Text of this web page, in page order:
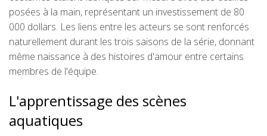
posées à la main, représentant un investissement de 80
000 dollars. Les liens entre les acteurs se sont renforcés
naturellement durant les trois saisons de la série, donnant
même naissance à des histoires d'amour entre certains
membres de l'équipe.
L'apprentissage des scènes
aquatiques